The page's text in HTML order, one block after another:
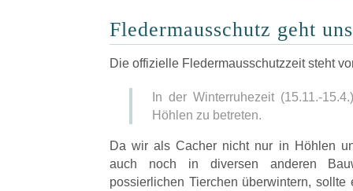
Fledermausschutz geht
Die offizielle Fledermausschutzzeit steht
In der Winterruhezeit (15.11.-
Höhlen zu betreten.
Da wir als Cacher nicht nur in Höhlen
auch noch in diversen anderen
possierlichen Tierchen überwintern,